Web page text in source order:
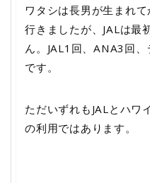
ワタシは長男が生まれ
行きましたが、JALは最
ん。JAL1回、ANA3回
です。
ただいずれもJALとハワ
の利用ではあります。